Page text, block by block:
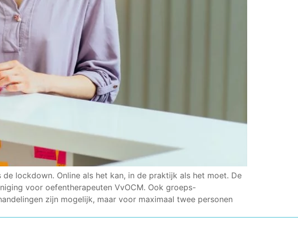
lockdown. Online als het kan, in de praktijk als het moet. De
voor oefentherapeuten VvOCM. Ook groeps-
zijn mogelijk, maar voor maximaal twee personen